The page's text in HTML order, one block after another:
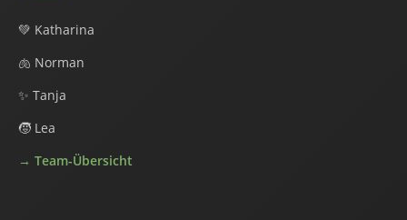
💚 Katharina
🫁 Norman
✨ Tanja
🧒 Lea
→ Team-Übersicht